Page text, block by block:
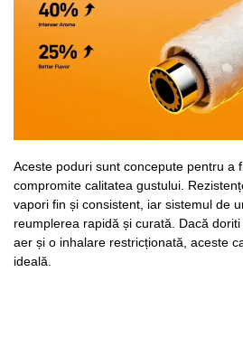
Aceste poduri sunt concepute pentru a
compromite calitatea gustului.
vapori fin și consistent, iar sistemul de
reumplerea rapidă și curată. Dacă
aer și o inhalare restricționată, aceste
ideală.